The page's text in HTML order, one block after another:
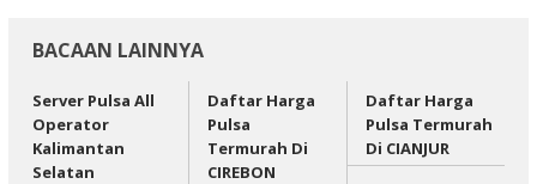
BACAAN LAINNYA
Server Pulsa All
Operator
Kalimantan
Selatan
Daftar Harga
Pulsa
Termurah Di
CIREBON
Daftar Harga
Pulsa Termurah
Di CIANJUR